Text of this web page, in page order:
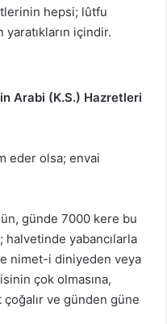
hepsi; lûtfu
içindir.
Arabi (K.S.) Hazretleri
eder olsa; envai
günde 7000 kere bu
yabancılarla
nimet-i diniyeden veya
çok olmasına,
çoğalır ve günden güne